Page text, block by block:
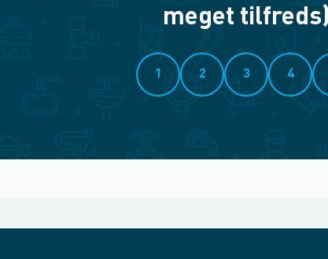
meget tilfreds)
1 2 3 4